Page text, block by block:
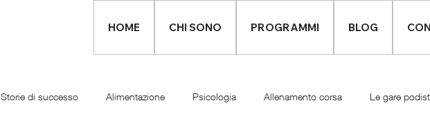
HOME CHI SONO PROGRAMMI BLOG
Storie di successo Alimentazione Psicologia Allenamento corsa Le gare